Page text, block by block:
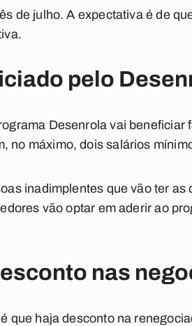
de julho. A expectativa é de
pelo
Desenrola vai
no máximo, dois salários
inadimplentes que vão ter
vão optar em aderir ao
nas
que haja desconto na